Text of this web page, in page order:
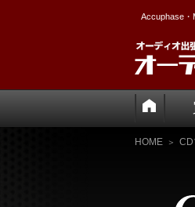
Accuphase・
HOME CD